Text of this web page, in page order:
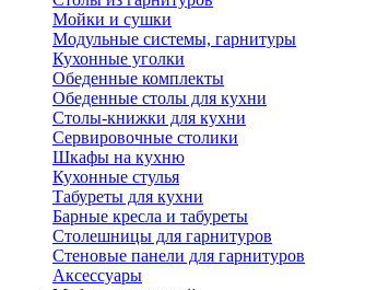
Мойки и сушки
Модульные системы, гарнитуры
Кухонные уголки
Обеденные комплекты
Обеденные столы для кухни
Столы-книжки для кухни
Сервировочные столики
Шкафы на кухню
Кухонные стулья
Табуреты для кухни
Барные кресла и табуреты
Столешницы для гарнитуров
Стеновые панели для гарнитуров
Аксессуары